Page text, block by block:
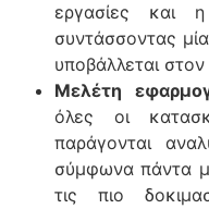
εργασίες και
συντάσσοντας
υποβάλλεται
Μελέτη
όλες οι
παράγονται
σύμφωνα πάντα
τις πιο